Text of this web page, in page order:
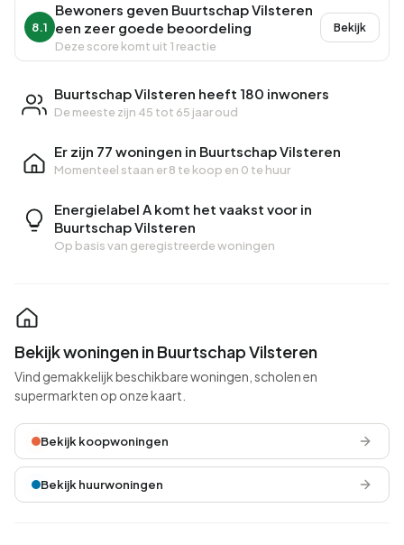
8.1
Bewoners geven Buurtschap Vilsteren
een zeer goede beoordeling
Deze score komt uit 1 reactie
Bekijk
Buurtschap Vilsteren heeft 180 inwoners
De meeste zijn 45 tot 65 jaar oud
Er zijn 77 woningen in Buurtschap Vilsteren
Momenteel staan er8 te koop en 0 te huur
Energielabel A komt het vaakst voor in
Buurtschap Vilsteren
Op basis van geregistreerde woningen
Bekijk woningen in Buurtschap Vilsteren
Vind gemakkelijk beschikbare woningen, scholen en
supermarkten op onze kaart.
Bekijk koopwoningen
Bekijk huurwoningen